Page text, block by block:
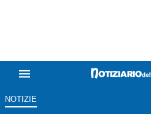
NOTIZIE